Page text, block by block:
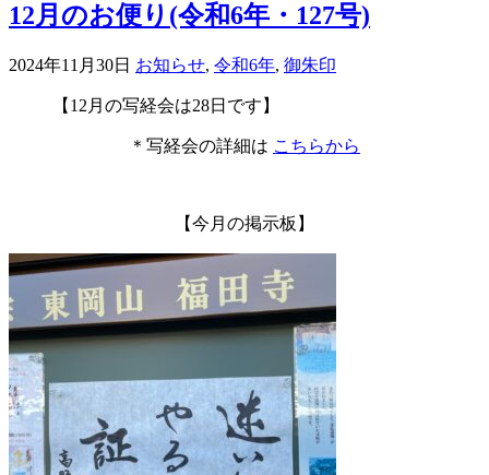
12月のお便り(令和6年・127号)
2024年11月30日 お知らせ, 令和6年, 御朱印
【12月の写経会は28日です】
＊写経会の詳細は こちらから
【今月の掲示板】